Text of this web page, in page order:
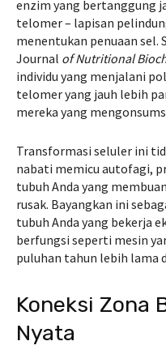
enzim yang bertanggung
telomer – lapisan
menentukan penuaan
Journal of Nutritional
individu yang menjalani
telomer yang jauh lebih
mereka yang
Transformasi seluler ini
nabati memicu autofagi,
tubuh Anda yang
rusak. Bayangkan ini
tubuh Anda yang bekerja
berfungsi seperti mesin
puluhan tahun lebih lama
Koneksi Zona
Nyata